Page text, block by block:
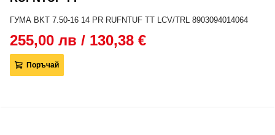
ГУМА BKT 7.50-16 14 PR RUFNTUF TT LCV/TRL 8903094014064
255,00 лв / 130,38 €
Поръчай